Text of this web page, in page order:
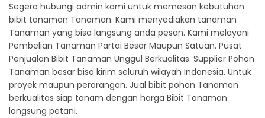
Segera hubungi admin kami untuk memesan kebutuhan
bibit tanaman Tanaman. Kami menyediakan tanaman
Tanaman yang bisa langsung anda pesan. Kami melayani
Pembelian Tanaman Partai Besar Maupun Satuan. Pusat
Penjualan Bibit Tanaman Unggul Berkualitas. Supplier Pohon
Tanaman besar bisa kirim seluruh wilayah Indonesia. Untuk
proyek maupun perorangan. Jual bibit pohon Tanaman
berkualitas siap tanam dengan harga Bibit Tanaman
langsung petani.